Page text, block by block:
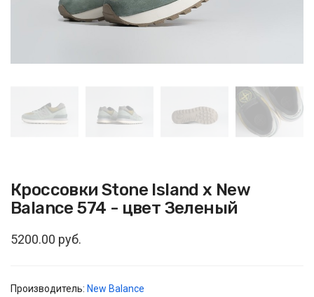
Кроссовки Stone Island x New
Balance 574 - цвет Зеленый
5200.00 руб.
Производитель: New Balance